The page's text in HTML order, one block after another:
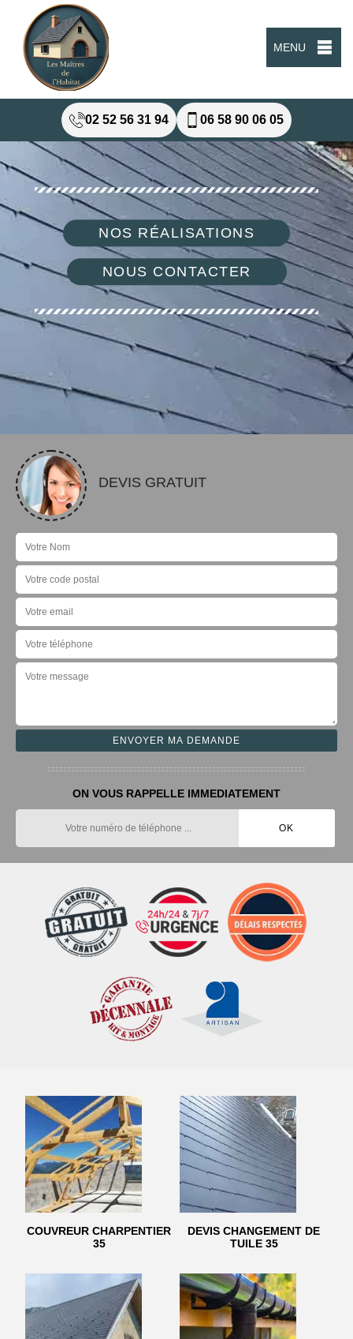
MENU
02 52 56 31 94 06 58 90 06 05
NOS RÉALISATIONS
NOUS CONTACTER
DEVIS GRATUIT
ON VOUS RAPPELLE IMMEDIATEMENT
COUVREUR CHARPENTIER
35
DEVIS CHANGEMENT DE
TUILE 35